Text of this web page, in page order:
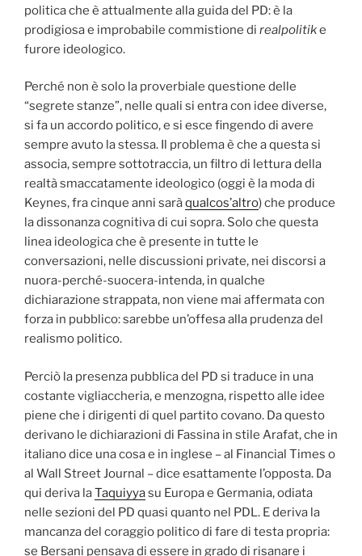
politica che è attualmente alla guida del PD: è la
prodigiosa e improbabile commistione di realpolitike
furore ideologico.
Perché non è solo la proverbiale questione delle
“segrete stanze”, nelle quali si entra con idee diverse,
si fa un accordo politico, e si esce fingendo di avere
sempre avuto la stessa. Il problema è che a questa si
associa, sempre sottotraccia, un filtro di lettura della
realtà smaccatamente ideologico (oggi è la moda di
Keynes, fra cinque anni saràqualcos’altro) che produce
la dissonanza cognitiva di cui sopra. Solo che questa
linea ideologica che è presente in tutte le
conversazioni, nelle discussioni private, nei discorsi a
nuora-perché-suocera-intenda, in qualche
dichiarazione strappata, non viene mai affermata con
forza in pubblico: sarebbe un’offesa alla prudenza del
realismo politico.
Perciò la presenza pubblica del PD si traduce in una
costante vigliaccheria, e menzogna, rispetto alle idee
piene che i dirigenti di quel partito covano. Da questo
derivano le dichiarazioni di Fassina in stile Arafat, che in
italiano dice una cosa e in inglese – al Financial Times o
al Wall Street Journal – dice esattamente l’opposta. Da
qui deriva laTaquiyyasu Europa e Germania, odiata
nelle sezioni del PD quasi quanto nel PDL. E deriva la
mancanza del coraggio politico di fare di testa propria:
se Bersani pensava di essere in grado di risanare i